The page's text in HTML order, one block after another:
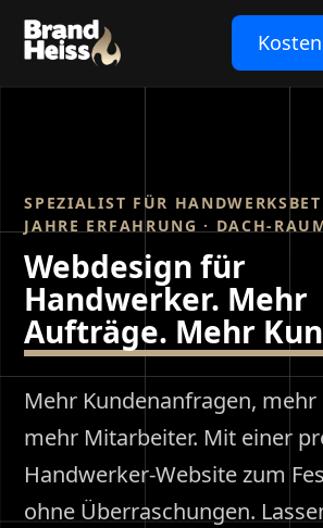
SPEZIALIST FÜR
JAHRE ERFAHRUNG · DACH-
Webdesign für
Handwerker. Mehr
Aufträge. Mehr
Mehr Kundenanfragen,
mehr Mitarbeiter. Mit einer
Handwerker-Website zum
ohne Überraschungen.